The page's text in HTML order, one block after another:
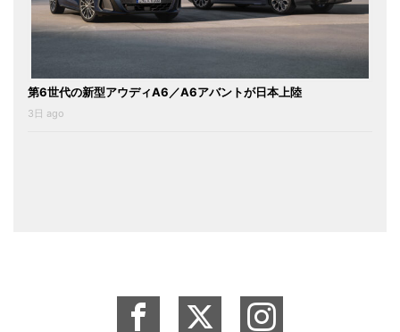
第6世代の新型アウディA6／A6アバントが日本上陸
3日 ago